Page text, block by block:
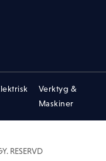
Verktyg &
Maskiner
RESERVD